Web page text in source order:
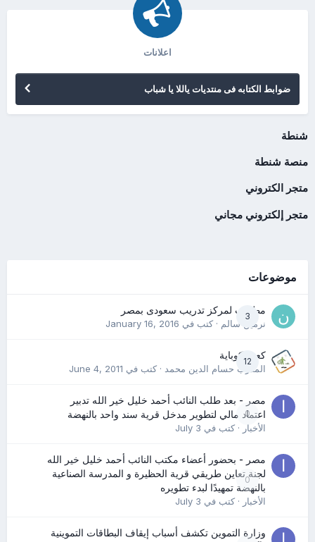
اعلانات
ضوابط الكتابه فى منتديات ياللا يا شباب
شنطة
منصة شنطة
متجر الكتروني
متجر إلكتروني مجاني
موضوعات
3
مطلوب لمركز تدريب سعودى بمصر
نرمين سالم· كتب في January 16, 2016
12
كعب كوباية
المدرب حسام الدين محمد· كتب في June 4, 2011
0
مصر - بعد طلب النائب أحمد خليل خير الله تدبير
اعتماد مالي لتطوير مدخل قرية سند واحد بالنهضة
الأخبار· كتب في July 3
0
مصر - بحضور أعضاء مكتب النائب أحمد خليل خير الله
لجنة تعاين طريقي قرية الحظيرة و المدرسة الصناعية
بالنهضة تمهيدًا لبدء تطويره
الأخبار· كتب في July 3
وزارة التموين تكشف أسباب إيقاف البطاقات التموينية